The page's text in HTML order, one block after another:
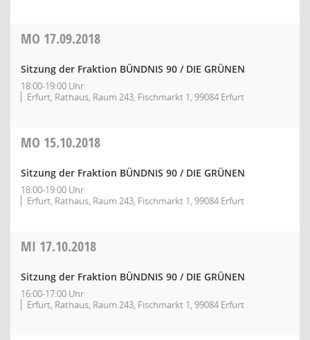
MO 17.09.2018
Sitzung der Fraktion BÜNDNIS 90 / DIE GRÜNEN
18:00-19:00 Uhr
Erfurt, Rathaus, Raum 243, Fischmarkt 1, 99084 Erfurt
MO 15.10.2018
Sitzung der Fraktion BÜNDNIS 90 / DIE GRÜNEN
18:00-19:00 Uhr
Erfurt, Rathaus, Raum 243, Fischmarkt 1, 99084 Erfurt
MI 17.10.2018
Sitzung der Fraktion BÜNDNIS 90 / DIE GRÜNEN
16:00-17:00 Uhr
Erfurt, Rathaus, Raum 243, Fischmarkt 1, 99084 Erfurt